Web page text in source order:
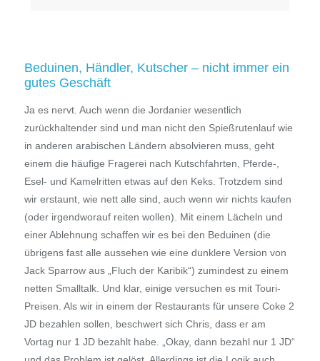
Beduinen, Händler, Kutscher – nicht immer ein
gutes Geschäft
Ja es nervt. Auch wenn die Jordanier wesentlich
zurückhaltender sind und man nicht den Spießrutenlauf wie
in anderen arabischen Ländern absolvieren muss, geht
einem die häufige Fragerei nach Kutschfahrten, Pferde-,
Esel- und Kamelritten etwas auf den Keks. Trotzdem sind
wir erstaunt, wie nett alle sind, auch wenn wir nichts kaufen
(oder irgendworauf reiten wollen). Mit einem Lächeln und
einer Ablehnung schaffen wir es bei den Beduinen (die
übrigens fast alle aussehen wie eine dunklere Version von
Jack Sparrow aus „Fluch der Karibik“) zumindest zu einem
netten Smalltalk. Und klar, einige versuchen es mit Touri-
Preisen. Als wir in einem der Restaurants für unsere Coke 2
JD bezahlen sollen, beschwert sich Chris, dass er am
Vortag nur 1 JD bezahlt habe. „Okay, dann bezahl nur 1 JD“